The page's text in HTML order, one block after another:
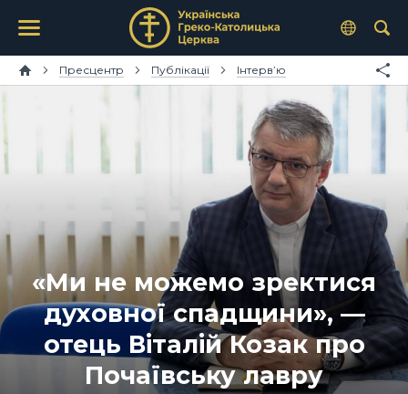
Пресцентр Публікації Інтерв’ю
«Ми не можемо зректися
духовної спадщини», —
отець Віталій Козак про
Почаївську лавру